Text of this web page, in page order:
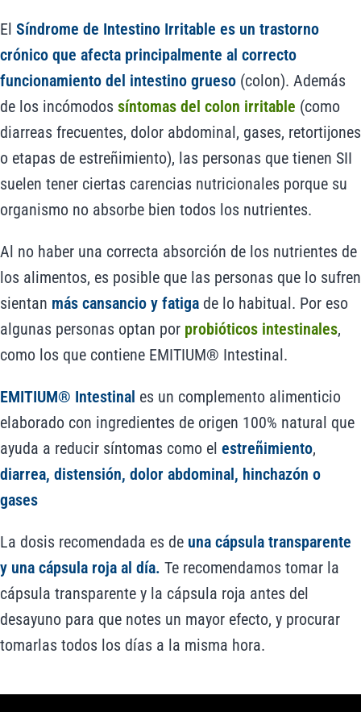
El Síndrome de Intestino Irritable es un trastorno
crónico que afecta principalmente al correcto
funcionamiento del intestino grueso (colon). Además
de los incómodos síntomas del colon irritable (como
diarreas frecuentes, dolor abdominal, gases, retortijones
o etapas de estreñimiento), las personas que tienen SII
suelen tener ciertas carencias nutricionales porque su
organismo no absorbe bien todos los nutrientes.
Al no haber una correcta absorción de los nutrientes de
los alimentos, es posible que las personas que lo sufren
sientan más cansancio y fatiga de lo habitual. Por eso
algunas personas optan por probióticos intestinales,
como los que contiene EMITIUM® Intestinal.
EMITIUM® Intestinal es un complemento alimenticio
elaborado con ingredientes de origen 100% natural que
ayuda a reducir síntomas como el estreñimiento,
diarrea, distensión, dolor abdominal, hinchazón o
gases
La dosis recomendada es de una cápsula transparente
y una cápsula roja al día. Te recomendamos tomar la
cápsula transparente y la cápsula roja antes del
desayuno para que notes un mayor efecto, y procurar
tomarlas todos los días a la misma hora.